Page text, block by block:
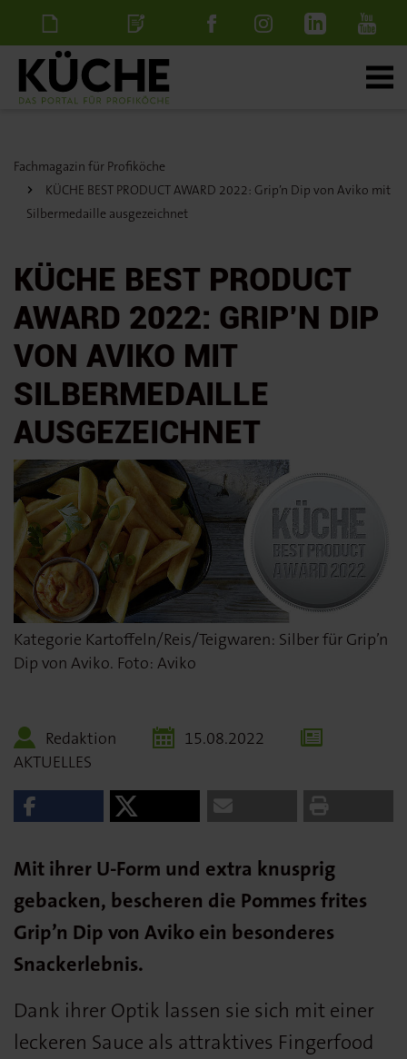
NewsletterStellenanzeige
Fachmagazin für Profiköche
KÜCHE BEST PRODUCT AWARD 2022: Grip’n Dip von Aviko mit
Silbermedaille ausgezeichnet
KÜCHE BEST PRODUCT
AWARD 2022: GRIP’N DIP
VON AVIKO MIT
SILBERMEDAILLE
AUSGEZEICHNET
Kategorie Kartoffeln/Reis/Teigwaren: Silber für Grip’n
Dip von Aviko. Foto: Aviko
Redaktion
15.08.2022
AKTUELLES
Mit ihrer U-Form und extra knusprig
gebacken, bescheren die Pommes frites
Grip’n Dip von Aviko ein besonderes
Snackerlebnis.
Dank ihrer Optik lassen sie sich mit einer
leckeren Sauce als attraktives Fingerfood